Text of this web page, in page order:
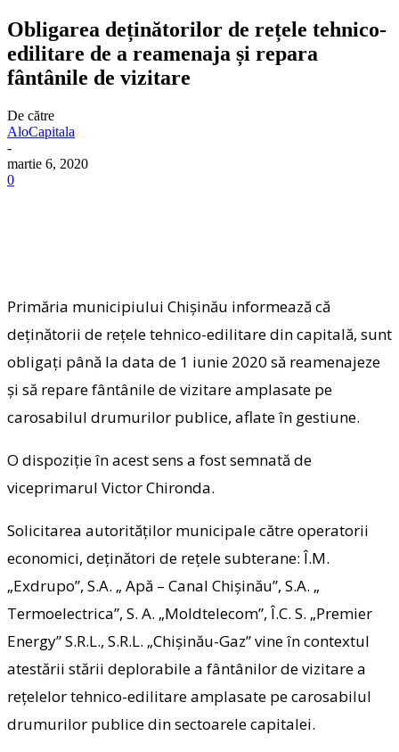
Obligarea deținătorilor de rețele tehnico-
edilitare de a reamenaja și repara
fântânile de vizitare
De către
AloCapitala
-
martie 6, 2020
0
Primăria municipiului Chișinău informează că
deținătorii de rețele tehnico-edilitare din capitală, sunt
obligați până la data de 1 iunie 2020 să reamenajeze
și să repare fântânile de vizitare amplasate pe
carosabilul drumurilor publice, aflate în gestiune.
O dispoziție în acest sens a fost semnată de
viceprimarul Victor Chironda.
Solicitarea autorităților municipale către operatorii
economici, deținători de rețele subterane: Î.M.
„Exdrupo”, S.A. „ Apă – Canal Chișinău”, S.A. „
Termoelectrica”, S. A. „Moldtelecom”, Î.C. S. „Premier
Energy” S.R.L., S.R.L. „Chișinău-Gaz” vine în contextul
atestării stării deplorabile a fântânilor de vizitare a
rețelelor tehnico-edilitare amplasate pe carosabilul
drumurilor publice din sectoarele capitalei.